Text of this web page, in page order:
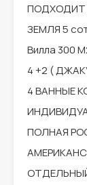
ПОДХОДИТ
ЗЕМЛЯ 5
Вилла 300
4 +2 (
4 ВАННЫЕ
ПОЛНАЯ